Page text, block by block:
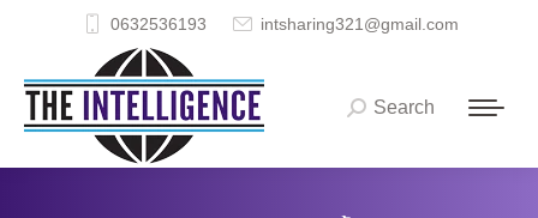
0632536193 intsharing321@gmail.com
Search:
Search